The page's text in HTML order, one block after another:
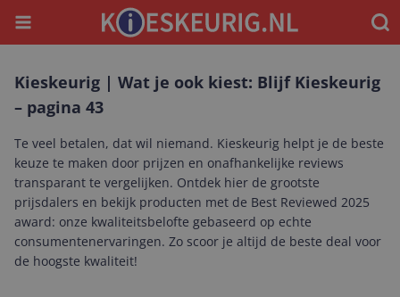
Menu
Kieskeurig | Wat je ook kiest: Blijf Kieskeurig
– pagina 43
Te veel betalen, dat wil niemand. Kieskeurig helpt je de beste
keuze te maken door prijzen en onafhankelijke reviews
transparant te vergelijken. Ontdek hier de grootste
prijsdalers en bekijk producten met de Best Reviewed 2025
award: onze kwaliteitsbelofte gebaseerd op echte
consumentenervaringen. Zo scoor je altijd de beste deal voor
de hoogste kwaliteit!